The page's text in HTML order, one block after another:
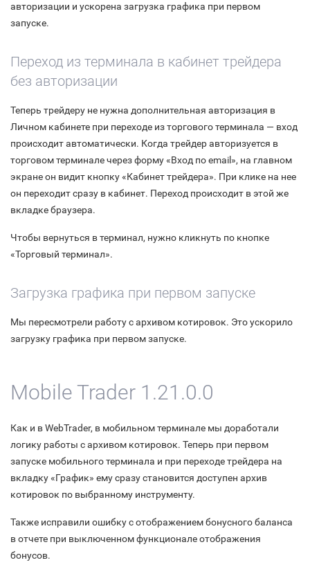
авторизации и ускорена загрузка графика при первом
запуске.
Переход из терминала в кабинет трейдера
без авторизации
Теперь трейдеру не нужна дополнительная авторизация в
Личном кабинете при переходе из торгового терминала — вход
происходит автоматически. Когда трейдер авторизуется в
торговом терминале через форму «Вход по email», на главном
экране он видит кнопку «Кабинет трейдера». При клике на нее
он переходит сразу в кабинет. Переход происходит в этой же
вкладке браузера.
Чтобы вернуться в терминал, нужно кликнуть по кнопке
«Торговый терминал».
Загрузка графика при первом запуске
Мы пересмотрели работу с архивом котировок. Это ускорило
загрузку графика при первом запуске.
Mobile Trader 1.21.0.0
Как и в WebTrader, в мобильном терминале мы доработали
логику работы с архивом котировок. Теперь при первом
запуске мобильного терминала и при переходе трейдера на
вкладку «График» ему сразу становится доступен архив
котировок по выбранному инструменту.
Также исправили ошибку с отображением бонусного баланса
в отчете при выключенном функционале отображения
бонусов.